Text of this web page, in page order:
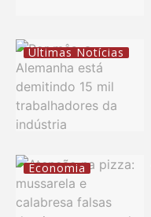
Últimas Notícias
Economia